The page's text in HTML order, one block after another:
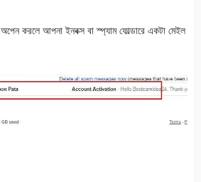
করলে আপনা ইনবক্স বা স্প্যাম ফোল্ডারে একটা মেইল